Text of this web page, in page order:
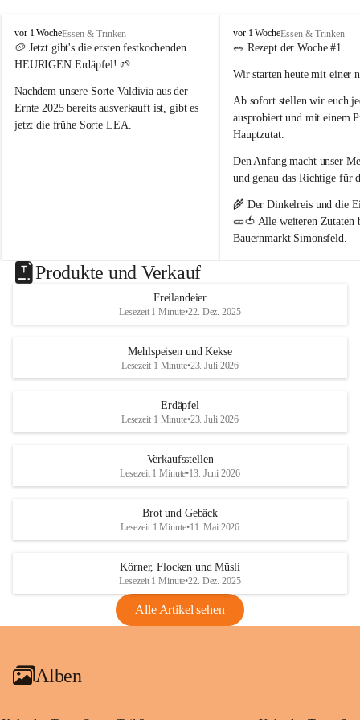
arbeiten wir hier bewusst im Rhythmus der Natur 🌿🌤️.
Schön, dass ihr da seid 🥰 – und ein Stück echtes
P
o
p
B
a
u
e
vor 1 WocheEssen & Trinken
🥔 Jetzt gibt's die ersten festkochenden
HEURIGEN Erdäpfel! 🌱
Nachdem unsere Sorte Valdivia aus der
Ernte 2025 bereits ausverkauft ist, gibt es
jetzt die frühe Sorte LEA.
#heurige #erdäpfel #festkochend #regional
#direktvombbauernhof #hofpopp
#leiserberge #ernstbrunn #frischvomfeld
P
o
p
a
u
e
n
h
f
vor 1 WocheEssen & Trinken
🥗 Rezept der Woche #1
Wir starten heute mit einer
Ab sofort stellen wir euch
ausprobiert und mit einem
Hauptzutat.
Den Anfang macht unser
und genau das Richtige für
🌾 Der Dinkelreis und die
🥒🍅 Alle weiteren Zutaten
Bauernmarkt Simonsfeld.
Wir wünschen euch viel
genussvollen Sommer! 😊
Produkte und Verkauf
Freilandeier
Lesezeit 1 Minute•22. Dez. 2025
Mehlspeisen und Kekse
Lesezeit 1 Minute•23. Juli 2026
Erdäpfel
Lesezeit 1 Minute•23. Juli 2026
Verkaufsstellen
Lesezeit 1 Minute•13. Juni 2026
Brot und Gebäck
Lesezeit 1 Minute•11. Mai 2026
Körner, Flocken und Müsli
Lesezeit 1 Minute•22. Dez. 2025
Alle Artikel sehen
Alben